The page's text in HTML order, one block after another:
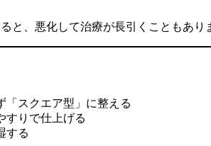
と、悪化して治療が長引くこともあり
「スクエア型」に整える
すりで仕上げる
する